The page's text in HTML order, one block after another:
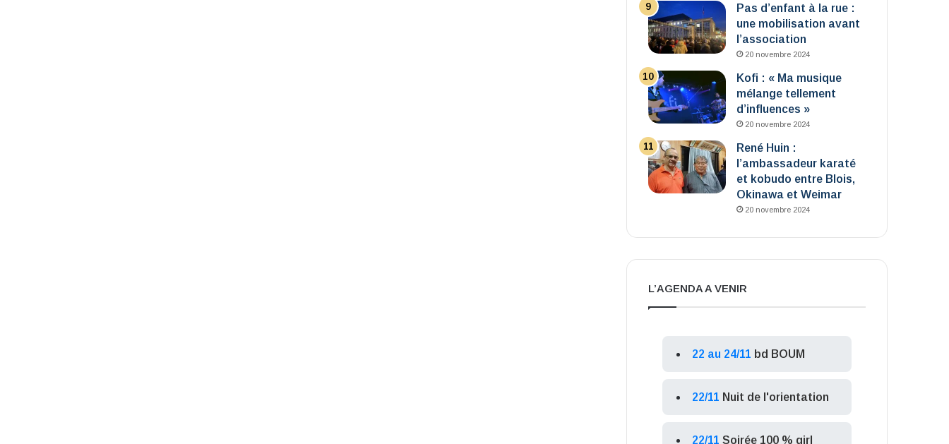
Pas d’enfant à la rue :
une mobilisation avant
l’association
20 novembre 2024
Kofi : « Ma musique
mélange tellement
d’influences »
20 novembre 2024
René Huin :
l’ambassadeur karaté
et kobudo entre Blois,
Okinawa et Weimar
20 novembre 2024
L’AGENDA A VENIR
22 au 24/11 bd BOUM
22/11 Nuit de l'orientation
22/11 Soirée 100 % girl